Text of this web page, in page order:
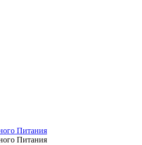
Питания
Питания